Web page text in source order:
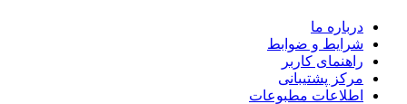
درباره ما
شرایط و ضوابط
راهنمای کاربر
مرکز پشتیبانی
اطلاعات مطبوعات